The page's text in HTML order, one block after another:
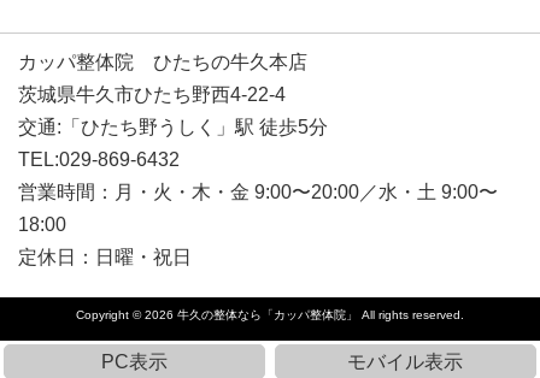
カッパ整体院 ひたちの牛久本店
茨城県牛久市ひたち野西4-22-4
交通:「ひたち野うしく」駅 徒歩5分
TEL:029-869-6432
営業時間：月・火・木・金 9:00〜20:00／水・土 9:00〜
18:00
定休日：日曜・祝日
Copyright © 2026 牛久の整体なら「カッパ整体院」 All rights reserved.
PC表示 モバイル表示